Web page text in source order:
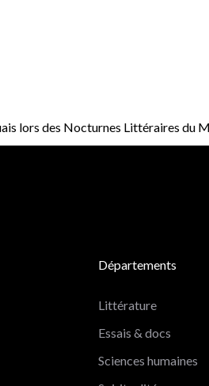
lors des Nocturnes Littéraires du
Départements
Littérature
Essais & docs
Sciences humaines